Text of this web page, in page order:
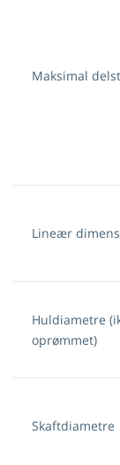
Maksimal
Lineær
Huldiametre
oprømmet)
Skaftdiametre